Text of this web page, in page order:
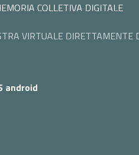
COLLETIVA DIGITALE
VIRTUALE DIRETTAMENTE
android